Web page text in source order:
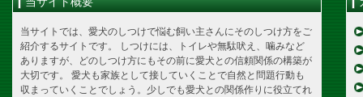
当サイトでは、愛犬のしつけで悩む飼い主さんにそのしつけ方をご
紹介するサイトです。 しつけには、トイレや無駄吠え、噛みなど
ありますが、どのしつけ方にもその前に愛犬との信頼関係の構築が
大切です。 愛犬も家族として接していくことで自然と問題行動も
収まっていくことでしょう。少しでも愛犬との関係作りに役立てれ